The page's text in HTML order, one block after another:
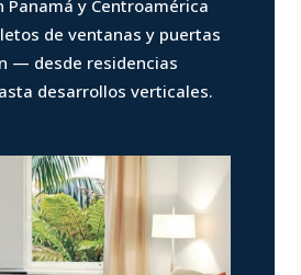
Panamá y Centroamérica
de ventanas y puertas
— desde residencias
desarrollos verticales.